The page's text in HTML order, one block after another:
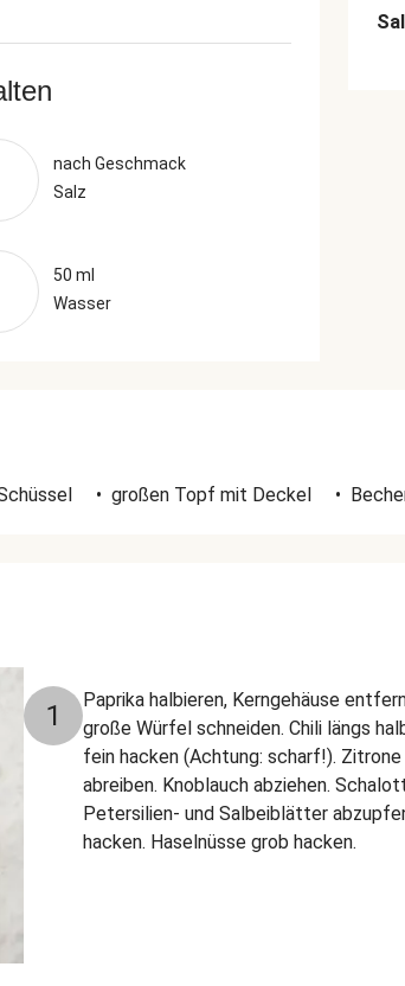
nach Geschmack
Salz
50 ml
Wasser
• großen Topf mit Deckel •
1
Paprika halbieren, Kerngehäuse
große Würfel schneiden. Chili längs
fein hacken (Achtung: scharf!).
abreiben. Knoblauch abziehen.
Petersilien- und Salbeiblätter
hacken. Haselnüsse grob hacken.